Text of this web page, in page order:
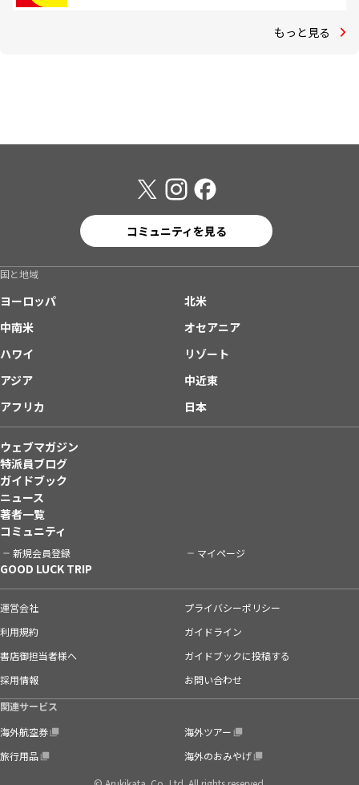
もっと見る
コミュニティを見る
国と地域
ヨーロッパ
北米
中南米
オセアニア
ハワイ
リゾート
アジア
中近東
アフリカ
日本
ウェブマガジン
特派員ブログ
ガイドブック
ニュース
著者一覧
コミュニティ
新規会員登録 マイページ
GOOD LUCK TRIP
運営会社
プライバシーポリシー
利用規約
ガイドライン
書店御担当者様へ
ガイドブックに投稿する
採用情報
お問い合わせ
関連サービス
海外航空券
海外ツアー
旅行用品
海外のおみやげ